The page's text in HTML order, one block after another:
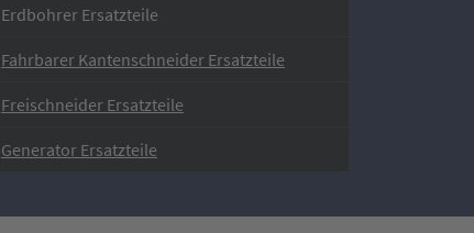
Erdbohrer Ersatzteile
Fahrbarer Kantenschneider Ersatzteile
Freischneider Ersatzteile
Generator Ersatzteile